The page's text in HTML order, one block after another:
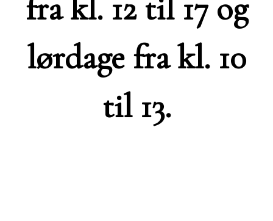
fra kl. 12 til 17 og
lørdage fra kl. 10
til 13.